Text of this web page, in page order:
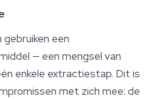
een
— een mengsel van
enkele extractiestap. Dit is
met zich mee: de